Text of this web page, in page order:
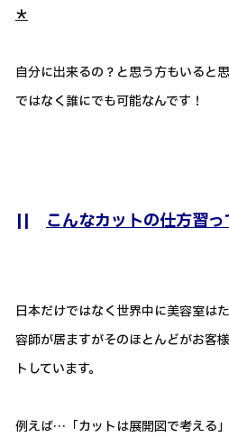
＊
自分に出来るの？と思う方もいると
ではなく誰にでも可能なんです！
|| こんなカットの仕方習
日本だけではなく世界中に美容室は
容師が居ますがそのほとんどがお客
トしています。
例えば…「カットは展開図で考える